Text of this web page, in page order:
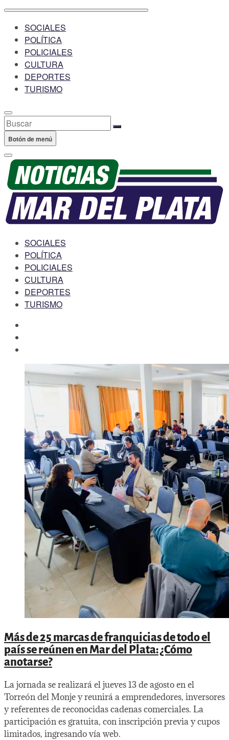
SOCIALES
POLÍTICA
POLICIALES
CULTURA
DEPORTES
TURISMO
Buscar
Botón de menú
SOCIALES
POLÍTICA
POLICIALES
CULTURA
DEPORTES
TURISMO
Más de 25 marcas de franquicias de todo el
país se reúnen en Mar del Plata: ¿Cómo
anotarse?
La jornada se realizará el jueves 13 de agosto en el
Torreón del Monje y reunirá a emprendedores, inversores
y referentes de reconocidas cadenas comerciales. La
participación es gratuita, con inscripción previa y cupos
limitados, ingresando vía web.